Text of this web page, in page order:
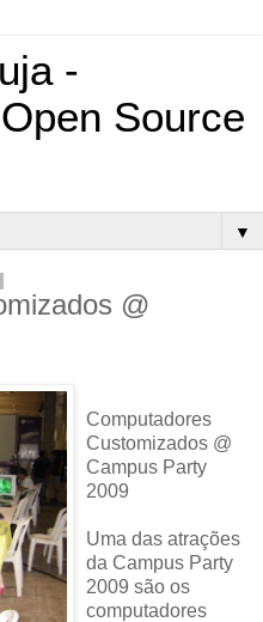
-
Source
▼
@
Computadores
Customizados @
Campus Party
2009
Uma das atrações
da Campus Party
2009 são os
computadores